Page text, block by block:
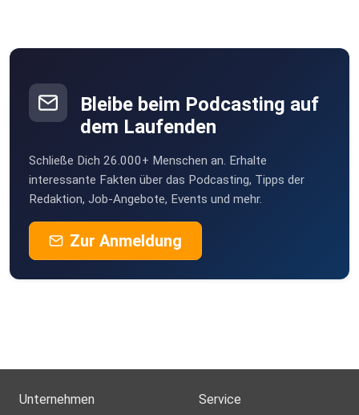
Bleibe beim Podcasting auf
dem Laufenden
Schließe Dich 26.000+ Menschen an. Erhalte
interessante Fakten über das Podcasting, Tipps der
Redaktion, Job-Angebote, Events und mehr.
Zur Anmeldung
Unternehmen Service